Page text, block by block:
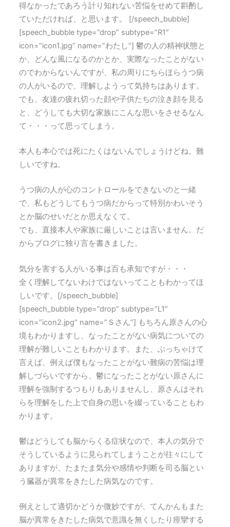
得なかったであろう計り知れない苦悩をせめて斟酌し
ていただければ、と思います。 [/speech_bubble]
[speech_bubble type=”drop” subtype=”R1″
icon=”icon1.jpg” name=”わたし”] 鬱の人の精神状態と
か、どんな風になるのかとか、実際なったことがない
のでわからないんですが、私の周りにちらほらうつ病
の人がいるので、理解しようって気持ちはあります。
でも、友達の疲れ切った顔や子供たちの泣き顔を見る
と、どうしても大切な家族にこんな思いをさせるなん
て・・・って思ってしまう。
本人も本心では死にたくはないんでしょうけどね。難
しいですね。
うつ病の人が心のコントロールをできないのと一緒
で、私もどうしてもうつ病だからって特別かわいそう
とか脳のせいだとか思えなくて。
でも、直接本人や家族に厳しいことは言いません。だ
からブログに独り言を書きました。
気分を害する人がいる事は百も承知ですが・・・
全く理解してないわけではないってこともわかってほ
しいです。[/speech_bubble]
[speech_bubble type=”drop” subtype=”L1″
icon=”icon2.jpg” name=”Ｓさん”] もちろん原さんの心
境もわかりますし、なったことがない病気についての
理解が難しいこともわかります。また、ぶっちゃけて
言えば、例えば僕もなったことがない難病の苦悩は理
解しづらいですから、鬱になったことがない原さんに
理解を強制するつもりもありませんし、原さんはそれ
らを理解をした上で自身の思いを綴っていることもわ
かります。
鬱はどうしても脳からくる症状なので、本人の気分で
そうしているように見られてしまうことが往々にして
ありますが、たまたま気分や感情や判断を司る脳とい
う臓器が異常をきたした病気なのです。
例えとして適切かどうか微妙ですが、てんかんもまた
脳が異常をきたした病気で意識を無くしたり痙攣する